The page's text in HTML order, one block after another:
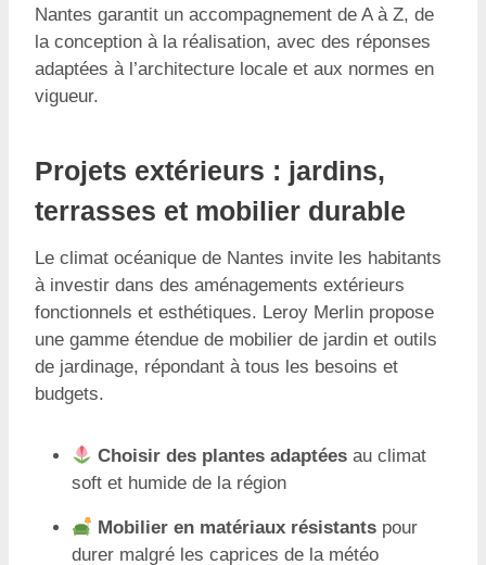
Nantes garantit un accompagnement de A à Z, de
la conception à la réalisation, avec des réponses
adaptées à l’architecture locale et aux normes en
vigueur.
Projets extérieurs : jardins,
terrasses et mobilier durable
Le climat océanique de Nantes invite les habitants
à investir dans des aménagements extérieurs
fonctionnels et esthétiques. Leroy Merlin propose
une gamme étendue de mobilier de jardin et outils
de jardinage, répondant à tous les besoins et
budgets.
Choisir des plantes adaptées au climat
soft et humide de la région
Mobilier en matériaux résistants pour
durer malgré les caprices de la météo